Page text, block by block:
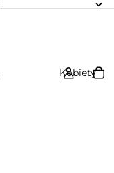
Kobiety